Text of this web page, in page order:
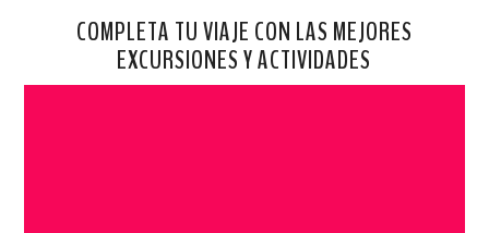
COMPLETA TU VIAJE CON LAS MEJORES
EXCURSIONES Y ACTIVIDADES